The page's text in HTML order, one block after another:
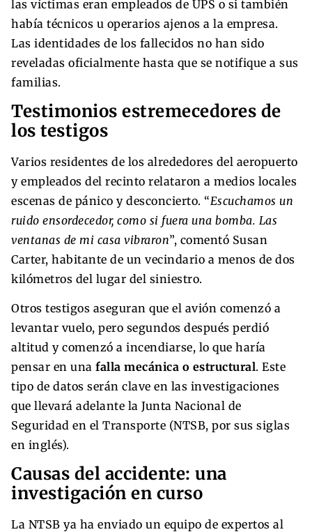
las víctimas eran empleados de UPS o si también
había técnicos u operarios ajenos a la empresa.
Las identidades de los fallecidos no han sido
reveladas oficialmente hasta que se notifique a sus
familias.
Testimonios estremecedores de
los testigos
Varios residentes de los alrededores del aeropuerto
y empleados del recinto relataron a medios locales
escenas de pánico y desconcierto. “Escuchamos un
ruido ensordecedor, como si fuera una bomba. Las
ventanas de mi casa vibraron”, comentó Susan
Carter, habitante de un vecindario a menos de dos
kilómetros del lugar del siniestro.
Otros testigos aseguran que el avión comenzó a
levantar vuelo, pero segundos después perdió
altitud y comenzó a incendiarse, lo que haría
pensar en una falla mecánica o estructural. Este
tipo de datos serán clave en las investigaciones
que llevará adelante la Junta Nacional de
Seguridad en el Transporte (NTSB, por sus siglas
en inglés).
Causas del accidente: una
investigación en curso
La NTSB ya ha enviado un equipo de expertos al